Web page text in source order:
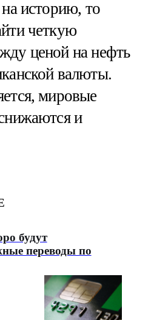
на историю, то
четкую
ценой на нефть
валюты.
мировые
и
будут
переводы по